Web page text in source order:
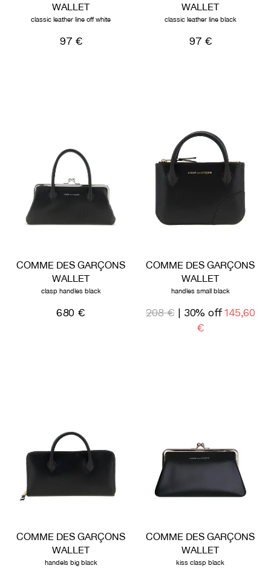
WALLET
classic leather line off white
97 €
WALLET
classic leather line black
97 €
COMME DES GARÇONS
WALLET
clasp handles black
680 €
COMME DES GARÇONS
WALLET
handles small black
208 €| 30% off 145,60
€
COMME DES GARÇONS
WALLET
handels big black
COMME DES GARÇONS
WALLET
kiss clasp black